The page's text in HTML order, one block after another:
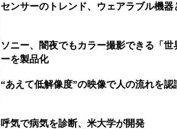
センサーのトレンド、ウェアラブル機器
ソニー、闇夜でもカラー撮影できる「
ーを製品化
“あえて低解像度”の映像で人の流れを
呼気で病気を診断、米大学が開発